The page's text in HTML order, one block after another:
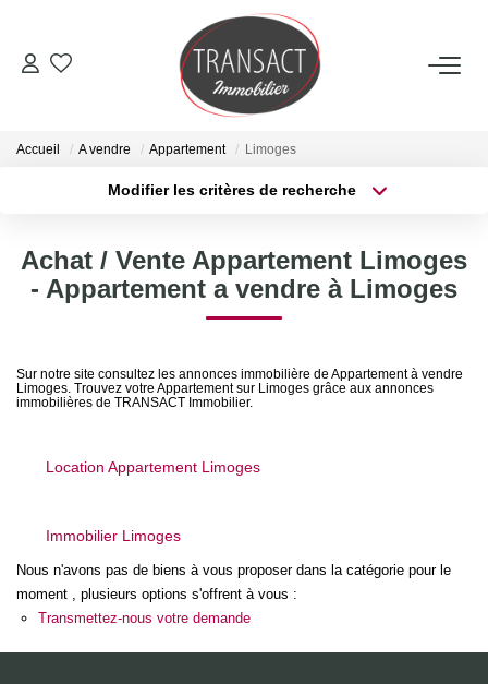
ACCUEIL
NOTRE AGENCE
Nos Actualités
Accueil A vendre Appartement Limoges
Modifier les critères de recherche
Sélectionnez...
Type de bien
Surface min
Créer une alerte
Achat / Vente Appartement Limoges
- Appartement a vendre à Limoges
Sur notre site consultez les annonces immobilière de Appartement à vendre
Limoges. Trouvez votre Appartement sur Limoges grâce aux annonces
immobilières de TRANSACT Immobilier.
Location Appartement Limoges
Immobilier Limoges
Nous n'avons pas de biens à vous proposer dans la catégorie pour le
moment , plusieurs options s'offrent à vous :
Transmettez-nous votre demande